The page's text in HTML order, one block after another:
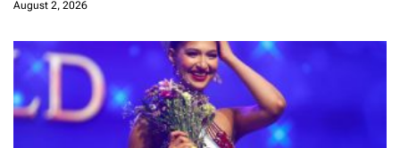
August 2, 2026